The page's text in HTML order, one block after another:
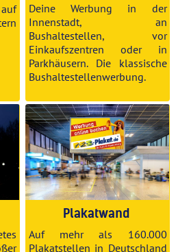
Deine Werbung in der
Innenstadt, an
Bushaltestellen, vor
Einkaufszentren oder in
Parkhäusern. Die klassische
Bushaltestellenwerbung.
Plakatwand
Auf mehr als 160.000
Plakatstellen in Deutschland